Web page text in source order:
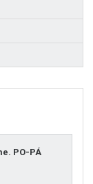
PO-PÁ